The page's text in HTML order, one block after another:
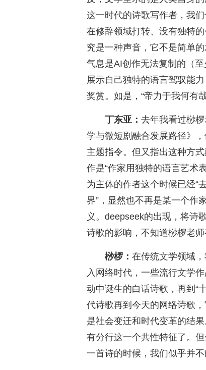
这一时代的诗歌写作者，我
在修辞领域打转、没有独特
究是一种声音，它不是简单
气息是AI创作无法复制的（
展示自己独特的语言驾驭能
奖赏。如是，“帝力于我何有哉
丁东亚： 去年我看过桫
学与微短剧融合发展路径》
主题指令。但又指出这种方
作是“作家用独特的语言艺术
为主体的作者这个时候已经“
界”，显然也不再是某一个作
义。deepseek的出现，将诗
诗歌的影响，不知道桫椤老
桫椤： 在传统文学领域
入网络时代，一些流行文学
动中诞生的白话诗歌，再到“
代诗歌再到今天的网络诗歌
是社会变迁和时代变革的结
有分行这一个共性特征了。
一首诗的时候，我们似乎并不